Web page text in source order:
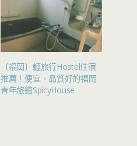
〔福岡〕輕旅行Hostel住宿
推薦！便宜、品質好的福岡
青年旅館SpicyHouse